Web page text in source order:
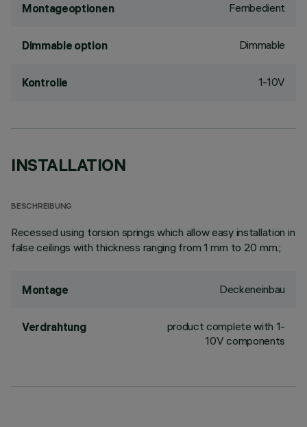
Montageoptionen Fernbedient
Dimmable option Dimmable
Kontrolle 1-10V
INSTALLATION
BESCHREIBUNG
Recessed using torsion springs which allow easy installation in
false ceilings with thickness ranging from 1 mm to 20 mm.;
Montage Deckeneinbau
Verdrahtung
product complete with 1-
10V components